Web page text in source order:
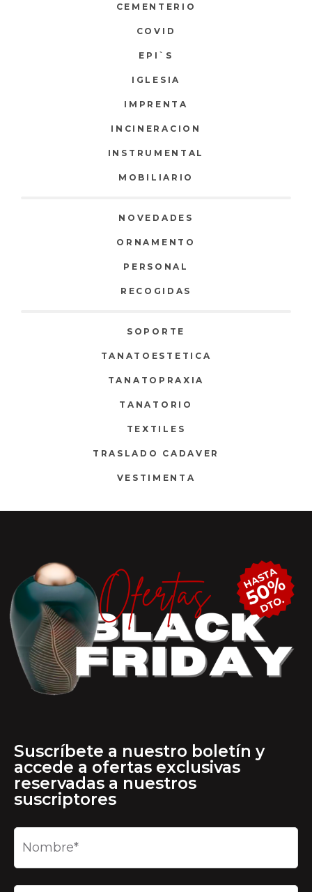
CEMENTERIO
COVID
EPI`S
IGLESIA
IMPRENTA
INCINERACION
INSTRUMENTAL
MOBILIARIO
NOVEDADES
ORNAMENTO
PERSONAL
RECOGIDAS
SOPORTE
TANATOESTETICA
TANATOPRAXIA
TANATORIO
TEXTILES
TRASLADO CADAVER
VESTIMENTA
Suscríbete a nuestro boletín y
accede a ofertas exclusivas
reservadas a nuestros
suscriptores